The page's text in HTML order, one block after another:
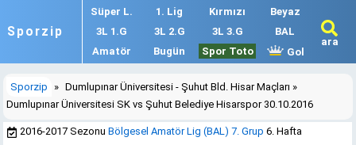
Sporzip
Süper L. 1. Lig Kırmızı
Beyaz
3L 1.G
3L 2.G 3L 3.G
BAL
Amatör
Bugün Spor Toto Gol
ara
Sporzip » Dumlupınar Üniversitesi - Şuhut Bld. Hisar Maçları »
Dumlupınar Üniversitesi SK vs Şuhut Belediye Hisarspor 30.10.2016
2016-2017 SezonuBölgesel Amatör Lig (BAL) 7. Grup 6. Hafta